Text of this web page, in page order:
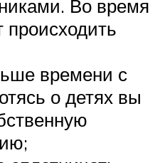
Во время
времени с
о детях вы